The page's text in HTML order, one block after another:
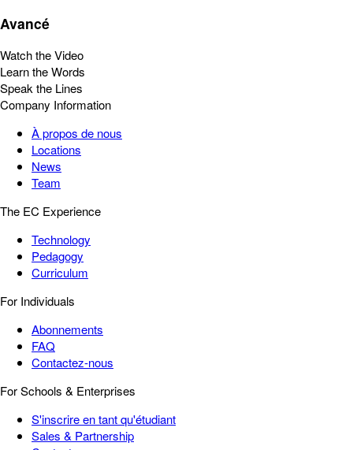
Avancé
Watch the Video
Learn the Words
Speak the Lines
Company Information
À propos de nous
Locations
News
Team
The EC Experience
Technology
Pedagogy
Curriculum
For Individuals
Abonnements
FAQ
Contactez-nous
For Schools & Enterprises
S'inscrire en tant qu'étudiant
Sales & Partnership